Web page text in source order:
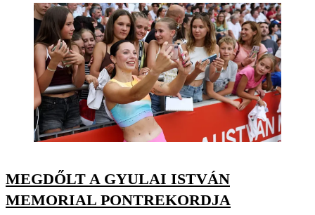
MEGDŐLT A GYULAI ISTVÁN
MEMORIAL PONTREKORDJA